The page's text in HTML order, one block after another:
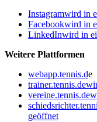
Instagramwird in
Facebookwird in
LinkedInwird in
Weitere Plattformen
webapp.tennis.de
trainer.tennis.de
vereine.tennis.de
geöffnet